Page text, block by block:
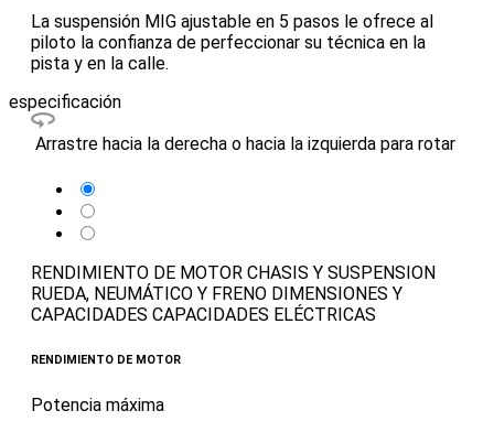
La suspensión MIG ajustable en 5 pasos le ofrece al
piloto la confianza de perfeccionar su técnica en la
pista y en la calle.
especificación
Arrastre hacia la derecha o hacia la izquierda para rotar
RENDIMIENTO DE MOTOR CHASIS Y SUSPENSION
RUEDA, NEUMÁTICO Y FRENO DIMENSIONES Y
CAPACIDADES CAPACIDADES ELÉCTRICAS
RENDIMIENTO DE MOTOR
Potencia máxima